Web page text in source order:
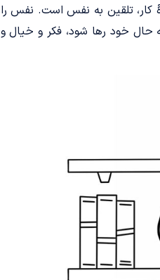
کار، تلقین به نفس است. نفس را
حال خود رها شود، فکر و خیال و